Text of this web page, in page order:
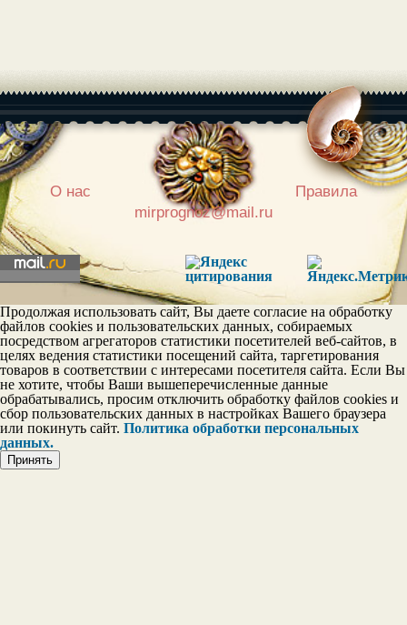
Шкала тактичности
О нас |
Правила
mirprognoz@mail.ru
Продолжая использовать сайт, Вы даете согласие на обработку
файлов cookies и пользовательских данных, собираемых
посредством агрегаторов статистики посетителей веб-сайтов, в
целях ведения статистики посещений сайта, таргетирования
товаров в соответствии с интересами посетителя сайта. Если Вы
не хотите, чтобы Ваши вышеперечисленные данные
обрабатывались, просим отключить обработку файлов cookies и
сбор пользовательских данных в настройках Вашего браузера
или покинуть сайт. Политика обработки персональных
данных.
Принять